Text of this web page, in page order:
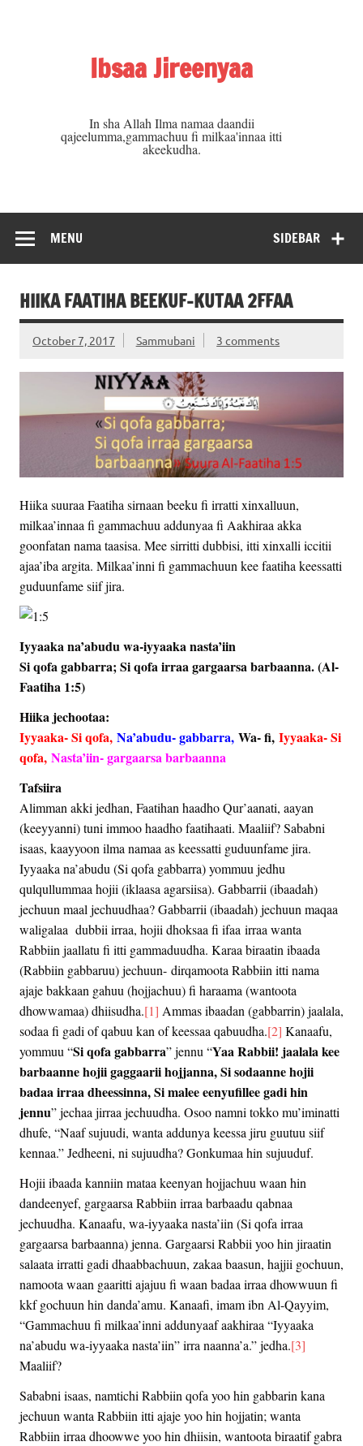
Ibsaa Jireenyaa
In sha Allah Ilma namaa daandii
qajeelumma,gammachuu fi milkaa'innaa itti
akeekudha.
SIDEBAR
MENU
HIIKA FAATIHA BEEKUF-KUTAA 2FFAA
October 7, 2017 Sammubani 3 comments
Hiika suuraa Faatiha sirnaan beeku fi irratti xinxalluun,
milkaa’innaa fi gammachuu addunyaa fi Aakhiraa akka
goonfatan nama taasisa. Mee sirritti dubbisi, itti xinxalli iccitii
ajaa’iba argita. Milkaa’inni fi gammachuun kee faatiha keessatti
guduunfame siif jira.
Iyyaaka na’abudu wa-iyyaaka nasta’iin
Si qofa gabbarra; Si qofa irraa gargaarsa barbaanna. (Al-
Faatiha 1:5)
Hiika jechootaa:
Iyyaaka- Si qofa, Na’abudu- gabbarra, Wa- fi, Iyyaaka- Si
qofa, Nasta’iin- gargaarsa barbaanna
Tafsiira
Alimman akki jedhan, Faatihan haadho Qur’aanati, aayan
(keeyyanni) tuni immoo haadho faatihaati. Maaliif? Sababni
isaas, kaayyoon ilma namaa as keessatti guduunfame jira.
Iyyaaka na’abudu (Si qofa gabbarra) yommuu jedhu
qulqullummaa hojii (iklaasa agarsiisa). Gabbarrii (ibaadah)
jechuun maal jechuudhaa? Gabbarrii (ibaadah) jechuun maqaa
waligalaa dubbii irraa, hojii dhoksaa fi ifaa irraa wanta
Rabbiin jaallatu fi itti gammaduudha. Karaa biraatin ibaada
(Rabbiin gabbaruu) jechuun- dirqamoota Rabbiin itti nama
ajaje bakkaan gahuu (hojjachuu) fi haraama (wantoota
dhowwamaa) dhiisudha.[1] Ammas ibaadan (gabbarrin) jaalala,
sodaa fi gadi of qabuu kan of keessaa qabuudha.[2] Kanaafu,
yommuu “Si qofa gabbarra” jennu “Yaa Rabbii! jaalala kee
barbaanne hojii gaggaarii hojjanna, Si sodaanne hojii
badaa irraa dheessinna, Si malee eenyufillee gadi hin
jennu” jechaa jirraa jechuudha. Osoo namni tokko mu’iminatti
dhufe, “Naaf sujuudi, wanta addunya keessa jiru guutuu siif
kennaa.” Jedheeni, ni sujuudha? Gonkumaa hin sujuuduf.
Hojii ibaada kanniin mataa keenyan hojjachuu waan hin
dandeenyef, gargaarsa Rabbiin irraa barbaadu qabnaa
jechuudha. Kanaafu, wa-iyyaaka nasta’iin (Si qofa irraa
gargaarsa barbaanna) jenna. Gargaarsi Rabbii yoo hin jiraatin
salaata irratti gadi dhaabbachuun, zakaa baasun, hajjii gochuun,
namoota waan gaaritti ajajuu fi waan badaa irraa dhowwuun fi
kkf gochuun hin danda’amu. Kanaafi, imam ibn Al-Qayyim,
“Gammachuu fi milkaa’inni addunyaaf aakhiraa “Iyyaaka
na’abudu wa-iyyaaka nasta’iin” irra naanna’a.” jedha.[3]
Maaliif?
Sababni isaas, namtichi Rabbiin qofa yoo hin gabbarin kana
jechuun wanta Rabbiin itti ajaje yoo hin hojjatin; wanta
Rabbiin irraa dhoowwe yoo hin dhiisin, wantoota biraatif gabra